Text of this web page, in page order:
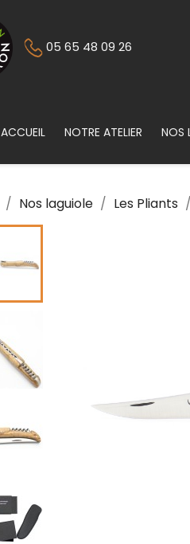
05 65 48 09 26
ACCUEIL NOTRE ATELIER NOS
Nos laguiole Les Pliants